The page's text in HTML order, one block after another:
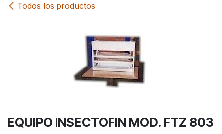
Todos los productos
EQUIPO INSECTOFIN MOD. FTZ 803